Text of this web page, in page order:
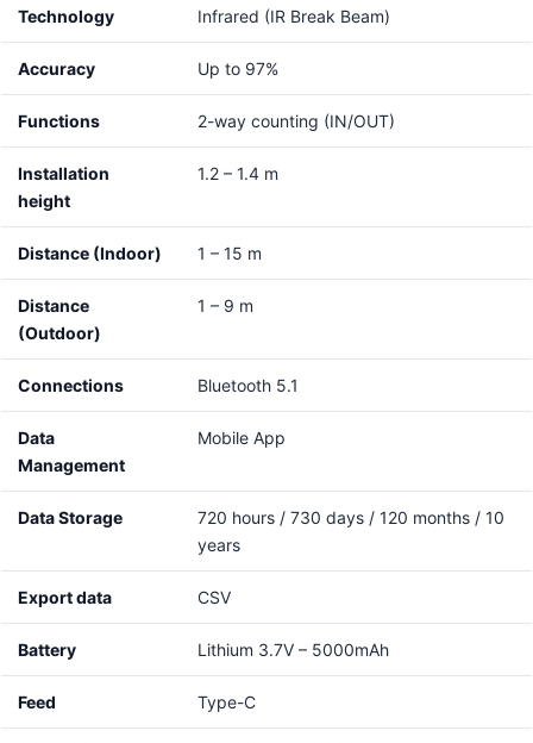
Technology Infrared (IR Break Beam)
Accuracy Up to 97%
Functions 2-way counting (IN/OUT)
Installation
height
1.2 – 1.4 m
Distance (Indoor) 1 – 15 m
Distance
(Outdoor)
1 – 9 m
Connections Bluetooth 5.1
Data
Management
Mobile App
Data Storage
720 hours / 730 days / 120 months / 10
years
Export data CSV
Battery Lithium 3.7V – 5000mAh
Feed Type-C